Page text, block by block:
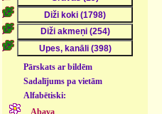
Pārskats ar bildēm
Sadalījums pa vietām
Alfabētiski: